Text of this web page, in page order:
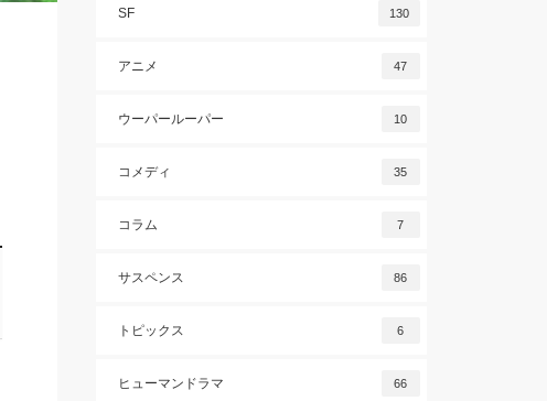
SF 130
アニメ 47
ウーパールーパー 10
コメディ 35
コラム 7
サスペンス 86
トピックス 6
ヒューマンドラマ 66